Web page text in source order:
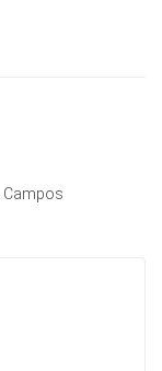
Campos